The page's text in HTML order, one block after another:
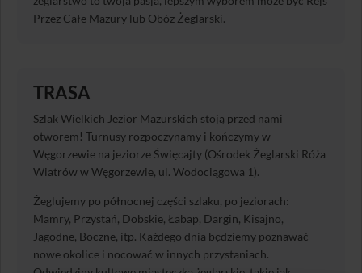
Przez Całe Mazury lub Obóz Żeglarski.
TRASA
Szlak Wielkich Jezior Mazurskich stoją przed nami
otworem! Turnusy rozpoczynamy i kończymy w
Węgorzewie na jeziorze Święcajty (Ośrodek Żeglarski Róża
Wiatrów w Węgorzewie, ul. Wodociągowa 1).
Żeglujemy po północnej części szlaku, po jeziorach:
Mamry, Przystań, Dobskie, Łabap, Dargin, Kisajno,
Jagodne, Boczne, itp. Każdego dnia będziemy poznawać
nowe okolice i nocować w innych przystaniach.